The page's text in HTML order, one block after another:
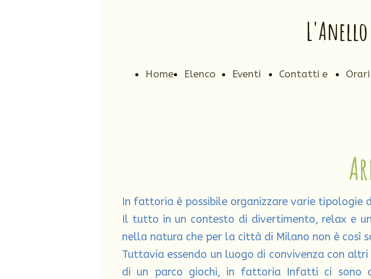
L'Anello
Home Elenco Eventi Contatti e
In fattoria è possibile organizzare varie tipologie
Il tutto in un contesto di divertimento, relax e
nella natura che per la città di Milano non è così
Tuttavia essendo un luogo di convivenza con
di un parco giochi, in fattoria Infatti ci sono